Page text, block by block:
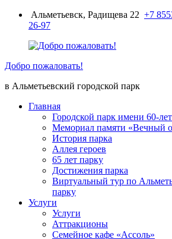
ПерейтиАльметьевск, Радищева 22 +7
26-97
Добро пожаловать!
в Альметьевский городской парк
Главная
Городской парк имени 60-
Мемориал памяти «Вечный
История парка
Аллея героев
65 лет парку
Достижения парка
Виртуальный тур по
парку
Услуги
Услуги
Аттракционы
Семейное кафе «Ассоль»